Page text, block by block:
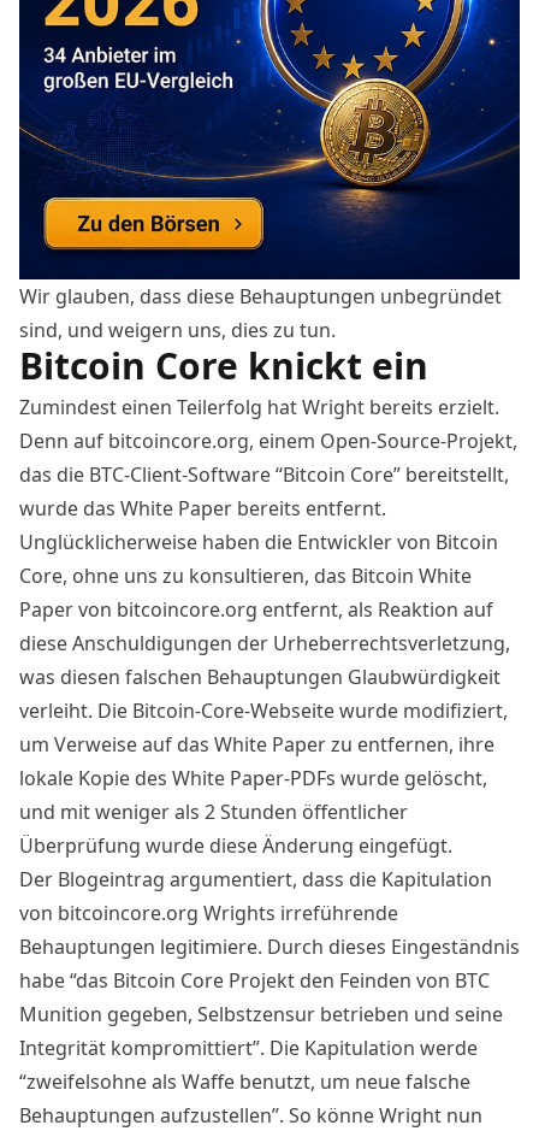
Wir glauben, dass diese Behauptungen unbegründet
sind, und weigern uns, dies zu tun.
Bitcoin Core knickt ein
Zumindest einen Teilerfolg hat Wright bereits erzielt.
Denn auf bitcoincore.org, einem Open-Source-Projekt,
das die BTC-Client-Software “Bitcoin Core” bereitstellt,
wurde das White Paper bereits entfernt.
Unglücklicherweise haben die Entwickler von Bitcoin
Core, ohne uns zu konsultieren, das Bitcoin White
Paper von bitcoincore.org entfernt, als Reaktion auf
diese Anschuldigungen der Urheberrechtsverletzung,
was diesen falschen Behauptungen Glaubwürdigkeit
verleiht. Die Bitcoin-Core-Webseite wurde modifiziert,
um Verweise auf das White Paper zu entfernen, ihre
lokale Kopie des White Paper-PDFs wurde gelöscht,
und mit weniger als 2 Stunden öffentlicher
Überprüfung wurde diese Änderung eingefügt.
Der Blogeintrag argumentiert, dass die Kapitulation
von bitcoincore.org Wrights irreführende
Behauptungen legitimiere. Durch dieses Eingeständnis
habe “das Bitcoin Core Projekt den Feinden von BTC
Munition gegeben, Selbstzensur betrieben und seine
Integrität kompromittiert”. Die Kapitulation werde
“zweifelsohne als Waffe benutzt, um neue falsche
Behauptungen aufzustellen”. So könne Wright nun